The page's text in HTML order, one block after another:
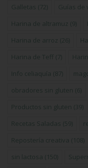
Galletas (72) Guías de
Harina de altramuz (9)
Harina de arroz (26)
Harina de Teff (7)
Info celiaquía (87)
obradores sin gluten (6)
Productos sin gluten (39)
Recetas Saladas (59)
Repostería creativa (108)
sin lactosa (150)